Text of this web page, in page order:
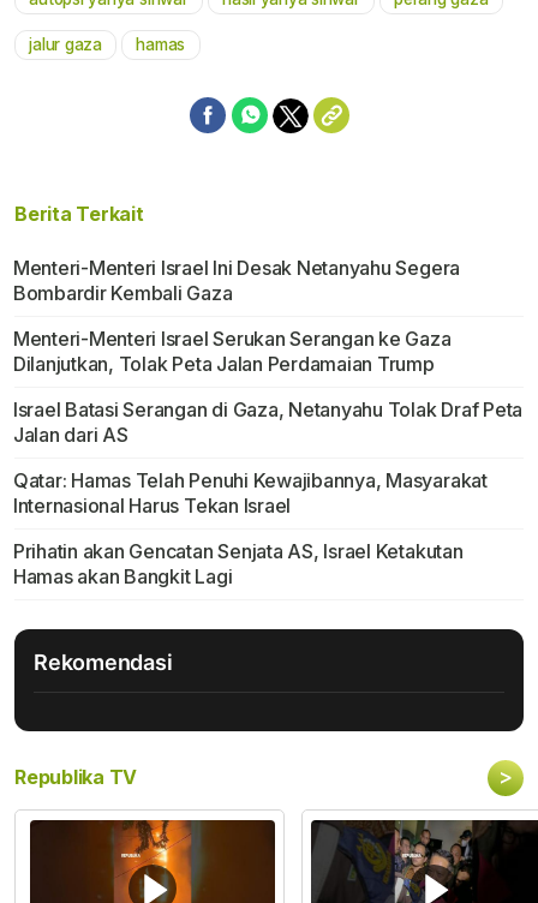
jalur gaza hamas
Berita Terkait
Menteri-Menteri Israel Ini Desak Netanyahu Segera
Bombardir Kembali Gaza
Menteri-Menteri Israel Serukan Serangan ke Gaza
Dilanjutkan, Tolak Peta Jalan Perdamaian Trump
Israel Batasi Serangan di Gaza, Netanyahu Tolak Draf Peta
Jalan dari AS
Qatar: Hamas Telah Penuhi Kewajibannya, Masyarakat
Internasional Harus Tekan Israel
Prihatin akan Gencatan Senjata AS, Israel Ketakutan
Hamas akan Bangkit Lagi
Rekomendasi
Republika TV >